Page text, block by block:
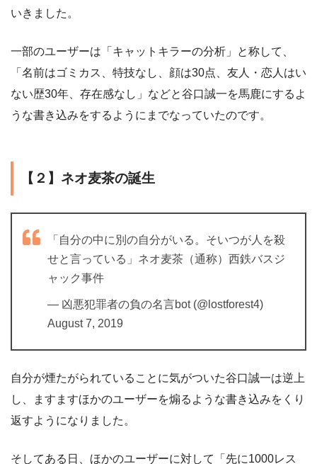
いきました。
一部のユーザーは「キャットキラーの分析」と称して、
「名前はゴミカス、特技なし、顔は30点、友人・恋人はい
ない歴30年、存在感なし」などと谷口誠一を馬鹿にするよ
うな書き込みをするようにまでなっていたのです。
【２】ネオ麦茶の誕生
「自分の中に別の自分がいる。そいつが人を殺
せと言っている」ネオ麦茶（通称）西鉄バスジ
ャック事件
— 凶悪犯罪者の負の名言bot (@lostforest4)
August 7, 2019
自分が煙たがられていることに気がついた谷口誠一は逆上
し、ますますほかのユーザーを煽るような書き込みをくり
返すようになりました。
そしてある日、ほかのユーザーに対して「先に1000レス